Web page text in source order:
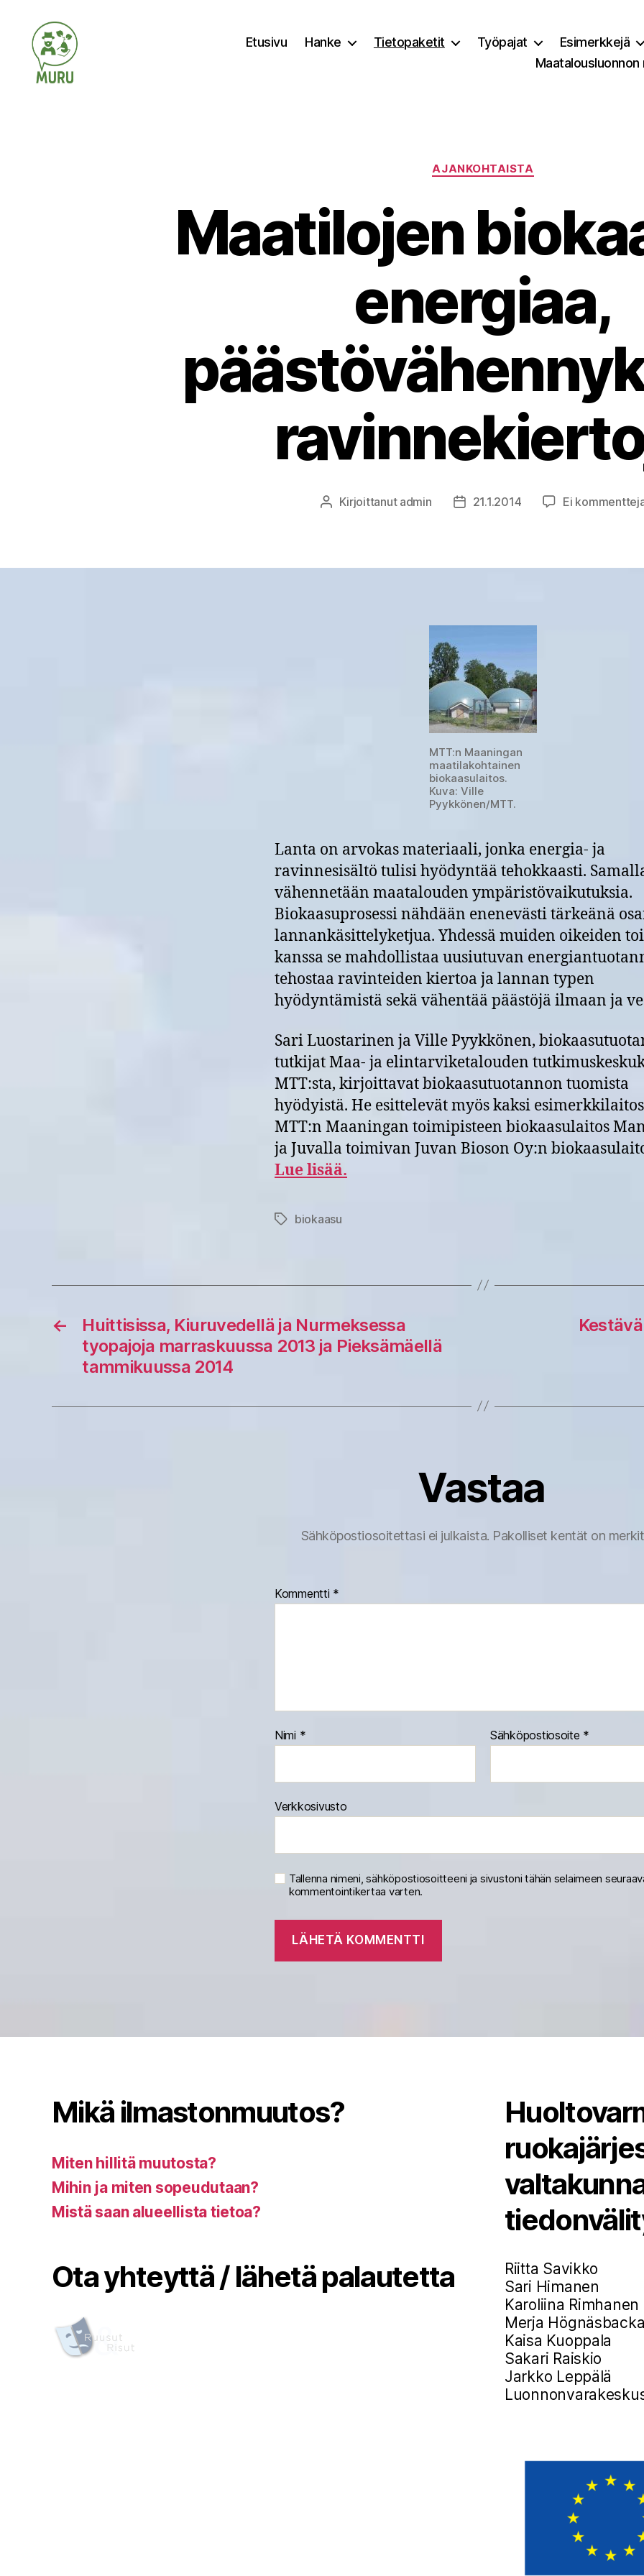
Etusivu Hanke Tietopaketit Työpajat
Esimerkkejä
Kategoriat
AJANKOHTAISTA
Maatilojen
energiaa,
Kirjoittaja
Kirjoittanut admin Julkaisupäivämäärä
21.1.2014 Ei
MTT:n Maaningan
maatilakohtainen
biokaasulaitos.
Kuva: Ville
Pyykkönen/MTT.
Lanta on arvokas materiaali, jonka energia- ja
ravinnesisältö tulisi hyödyntää tehokkaasti.
vähennetään maatalouden ympäristövaikutuksia.
Biokaasuprosessi nähdään enenevästi tärkeänä
lannankäsittelyketjua. Yhdessä muiden oikeiden
kanssa se mahdollistaa uusiutuvan
tehostaa ravinteiden kiertoa ja lannan typen
hyödyntämistä sekä vähentää päästöjä ilmaan ja
Sari Luostarinen ja Ville Pyykkönen,
tutkijat Maa- ja elintarviketalouden
MTT:sta, kirjoittavat biokaasutuotannon tuomista
hyödyistä. He esittelevät myös kaksi
MTT:n Maaningan toimipisteen biokaasulaitos
ja Juvalla toimivan Juvan Bioson Oy:n
Lue lisää.
Avainsanat
biokaasu
←
Huittisissa, Kiuruvedellä ja Nurmeksessa
tyopajoja marraskuussa 2013 ja Pieksämäellä
tammikuussa 2014
Vastaa
Sähköpostiosoitettasi ei julkaista. Pakolliset kentät on
Kommentti *
Nimi * Sähköpostiosoite *
Verkkosivusto
Tallenna nimeni, sähköpostiosoitteeni ja sivustoni tähän selaimeen
kommentointikertaa varten.
Mikä ilmastonmuutos?
Miten hillitä muutosta?
Mihin ja miten sopeudutaan?
Mistä saan alueellista tietoa?
Ota yhteyttä / lähetä palautetta
Riitta Savikko
Sari Himanen
Karoliina Rimhanen
Merja
Kaisa Kuoppala
Sakari Raiskio
Jarkko Leppälä